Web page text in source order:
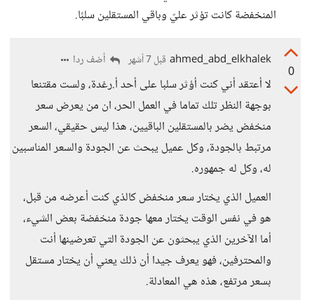
المنخفضة كانت تؤثر عليّ وباقي المستقلين سلبًا.
0
ahmed_abd_elkhalek قبل 7 أشهر أضف ردا
لا أعتقد أني كنت أؤثر سلبا على أحد أ.رغدة، ولست مقتنعا
بوجهة النظر تلك تماما في العمل الحر، ان من يعرض سعر
منخفض يضر بالمستقلين الباقيين، هذا ليس حقيقي، السعر
مرتبط بالجودة، وكل عميل يبحث عن الجودة والسعر المناسبين
له، وكل له جمهوره.
العميل الذي يختار سعر منخفض كالذي كنت أعرضه من قبل،
هو في نفس الوقت يختار معها جودة منخفضة بعض الشيء،
أما الآخرين الذي يبحثون عن الجودة التي تعرضينها أنت
والمحترفين، فهو يعرف جيدا أن ذلك يعني أن يختار مستقل
بسعر مرتفع، هذه هي المعادلة.